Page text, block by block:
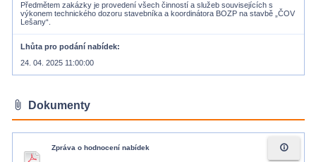
Předmětem zakázky je provedení všech činností a služeb souvisejících s
výkonem technického dozoru stavebníka a koordinátora BOZP na stavbě „ČOV
Lešany“.
Lhůta pro podání nabídek
24. 04. 2025 11:00:00
attach_file Dokumenty
Zpráva o hodnocení nabídek info_outline